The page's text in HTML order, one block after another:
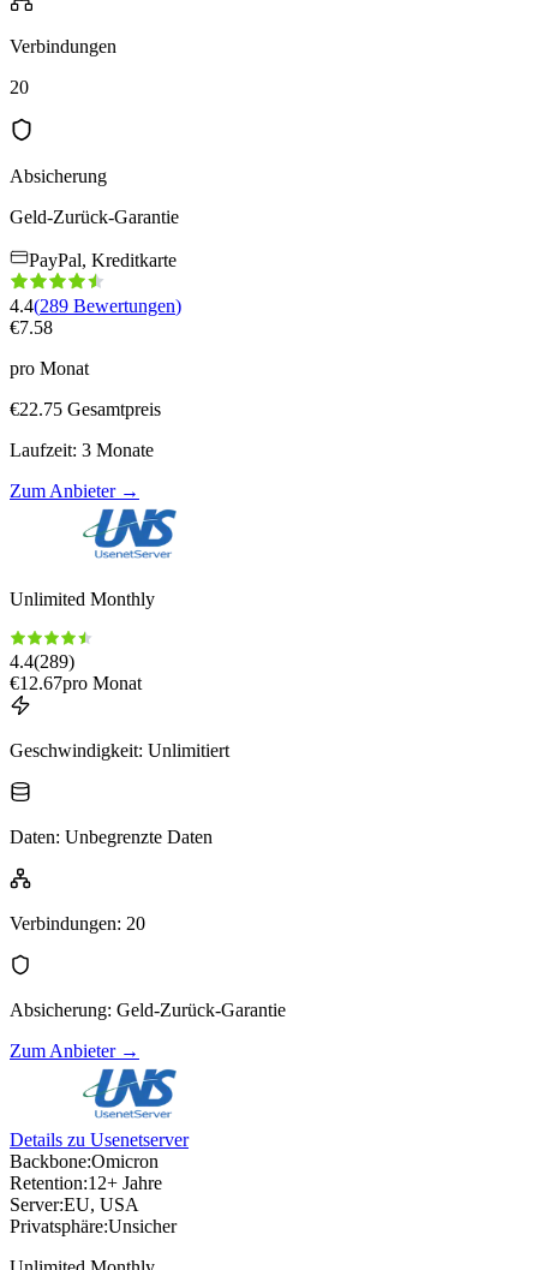
Verbindungen
20
Absicherung
Geld-Zurück-Garantie
PayPal, Kreditkarte
4.4(289 Bewertungen)
€7.58
pro Monat
€22.75 Gesamtpreis
Laufzeit: 3 Monate
Zum Anbieter→
Unlimited Monthly
4.4(289)
€12.67pro Monat
Geschwindigkeit: Unlimitiert
Daten: Unbegrenzte Daten
Verbindungen: 20
Absicherung: Geld-Zurück-Garantie
Zum Anbieter→
Details zu Usenetserver
Backbone:Omicron
Retention:12+ Jahre
Server:EU, USA
Privatsphäre:Unsicher